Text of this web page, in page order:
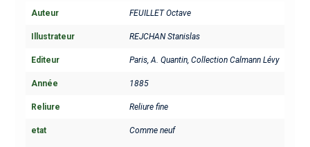
Auteur FEUILLET Octave
Illustrateur REJCHAN Stanislas
Editeur Paris, A. Quantin, Collection Calmann Lévy
Année 1885
Reliure Reliure fine
etat Comme neuf